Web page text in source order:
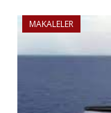
MAKALELER